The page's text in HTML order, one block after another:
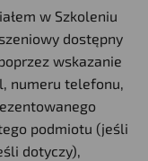
w Szkoleniu
dostępny
wskazanie
numeru telefonu,
podmiotu (jeśli
dotyczy),